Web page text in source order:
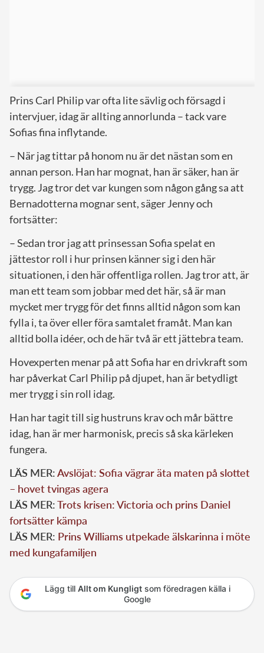
Prins Carl Philip var ofta lite sävlig och försagd i
intervjuer, idag är allting annorlunda – tack vare
Sofias fina inflytande.
– När jag tittar på honom nu är det nästan som en
annan person. Han har mognat, han är säker, han är
trygg. Jag tror det var kungen som någon gång sa att
Bernadotterna mognar sent, säger Jenny och
fortsätter:
– Sedan tror jag att prinsessan Sofia spelat en
jättestor roll i hur prinsen känner sig i den här
situationen, i den här offentliga rollen. Jag tror att, är
man ett team som jobbar med det här, så är man
mycket mer trygg för det finns alltid någon som kan
fylla i, ta över eller föra samtalet framåt. Man kan
alltid bolla idéer, och de här två är ett jättebra team.
Hovexperten menar på att Sofia har en drivkraft som
har påverkat Carl Philip på djupet, han är betydligt
mer trygg i sin roll idag.
Han har tagit till sig hustruns krav och mår bättre
idag, han är mer harmonisk, precis så ska kärleken
fungera.
LÄS MER:Avslöjat: Sofia vägrar äta maten på slottet
– hovet tvingas agera
LÄS MER:Trots krisen: Victoria och prins Daniel
fortsätter kämpa
LÄS MER: Prins Williams utpekade älskarinna i möte
med kungafamiljen
Lägg till Allt om Kungligtsom föredragen källa i
Google